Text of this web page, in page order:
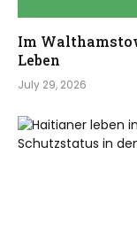
Im
Leben
July 29, 2026